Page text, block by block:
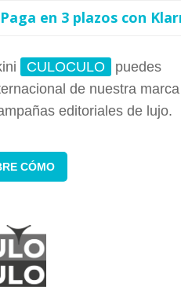
Paga en 3 plazos con
CULOCULO
puedes
de nuestra marca
editoriales de lujo.
CÓMO